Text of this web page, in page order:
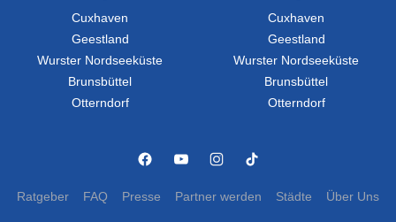
Cuxhaven
Geestland
Wurster Nordseeküste
Brunsbüttel
Otterndorf
Cuxhaven
Geestland
Wurster Nordseeküste
Brunsbüttel
Otterndorf
Ratgeber FAQ Presse Partner werden Städte Über Uns